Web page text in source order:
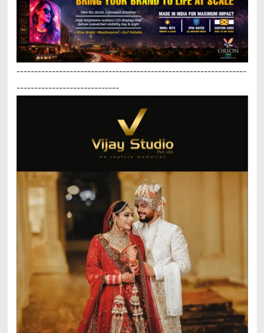
-----------------------------------------------------------------
-----------------------------